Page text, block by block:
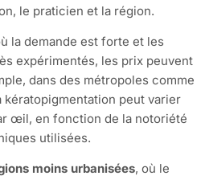
le praticien et la région.
la demande est forte et les
expérimentés, les prix peuvent
dans des métropoles comme
kératopigmentation peut varier
œil, en fonction de la notoriété
utilisées.
moins urbanisées, où le